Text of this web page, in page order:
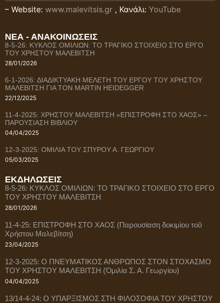
– Website: www.malevitsis.gr , Κανάλι: YouTube
ΝΕΑ - ΑΝΑΚΟΙΝΩΣΕΙΣ
8-5-26: ΚΥΚΛΟΣ ΟΜΙΛΙΩΝ: ΤΟ ΤΡΑΓΙΚΟ ΣΤΟΙΧΕΙΟ ΣΤΟ ΕΡΓΟ
ΤΟΥ ΧΡΗΣΤΟΥ ΜΑΛΕΒΙΤΣΗ
28/01/2026
6-1-2026: ΔΙΑΔΙΚΤΥΑΚΗ ΜΕΛΕΤΗ ΤΟΥ ΕΡΓΟΥ ΤΟΥ ΧΡΗΣΤΟΥ
ΜΑΛΕΒΙΤΣΗ ΓΙΑ ΤΟΝ MARTIN HEIDEGGER
22/12/2025
11-4-2025: ΧΡΗΣΤΟΥ ΜΑΛΕΒΙΤΣΗ «ΕΠΙΣΤΡΟΦΗ ΣΤΟ ΧΑΟΣ» –
ΠΑΡΟΥΣΙΑΣΗ ΒΙΒΛΙΟΥ
04/04/2025
12-3-2025: ΟΜΙΛΙΑ ΤΟΥ ΣΠΥΡΟΥ Α. ΓΕΩΡΓΙΟΥ
05/03/2025
ΕΚΔΗΛΩΣΕΙΣ
8-5-26: ΚΥΚΛΟΣ ΟΜΙΛΙΩΝ: ΤΟ ΤΡΑΓΙΚΟ ΣΤΟΙΧΕΙΟ ΣΤΟ ΕΡΓΟ
ΤΟΥ ΧΡΗΣΤΟΥ ΜΑΛΕΒΙΤΣΗ
28/01/2026
11-4-25: ΕΠΙΣΤΡΟΦΗ ΣΤΟ ΧΑΟΣ (Παρουσίαση δοκιμίου τοῦ
Χρήστου Μαλεβίτση)
23/04/2025
12-3-2025: Ο ΠΝΕΥΜΑΤΙΚΟΣ ΑΝΘΡΩΠΟΣ ΣΤΟΝ ΣΤΟΧΑΣΜΟ
ΤΟΥ ΧΡΗΣΤΟΥ ΜΑΛΕΒΙΤΣΗ (Ὁμιλία Σ. Α. Γεωργίου)
04/04/2025
13/14-4-24: Ο ΥΠΑΡΞΙΣΜΟΣ ΣΤΗ ΦΙΛΟΣΟΦΙΑ ΤΟΥ ΧΡΗΣΤΟΥ